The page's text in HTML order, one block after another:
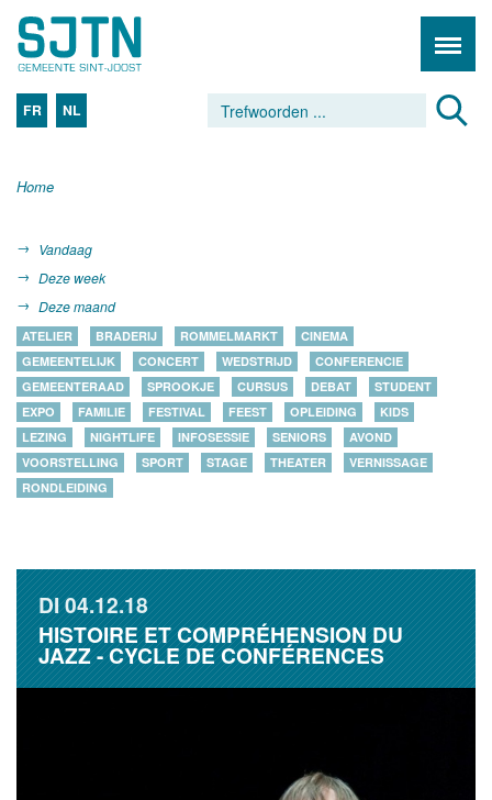
FR NL
Home
Vandaag
Deze week
Deze maand
ATELIER BRADERIJ ROMMELMARKT
CINEMA
GEMEENTELIJK
CONCERT WEDSTRIJD
CONFERENCIE
GEMEENTERAAD
SPROOKJE CURSUS DEBAT
STUDENT
EXPO
FAMILIE FESTIVAL FEEST OPLEIDING
KIDS
LEZING
NIGHTLIFE INFOSESSIE SENIORS
AVOND
VOORSTELLING
SPORT STAGE THEATER
VERNISSAGE
RONDLEIDING
DI04.12.18
HISTOIRE ET COMPRÉHENSION DU
JAZZ - CYCLE DE CONFÉRENCES